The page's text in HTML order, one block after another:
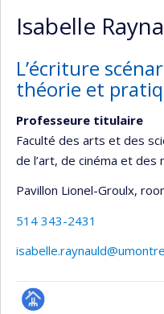
Isabelle
L’écriture
théorie et
Professeure titulaire
Faculté des arts et des
de l’art, de cinéma et des
Pavillon Lionel-Groulx,
514 343-2431